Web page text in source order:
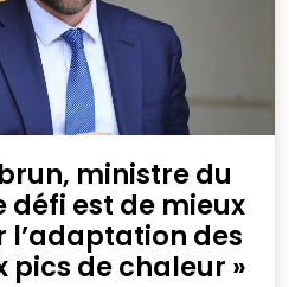
ministre du
défi est de mieux
des
pics de chaleur »